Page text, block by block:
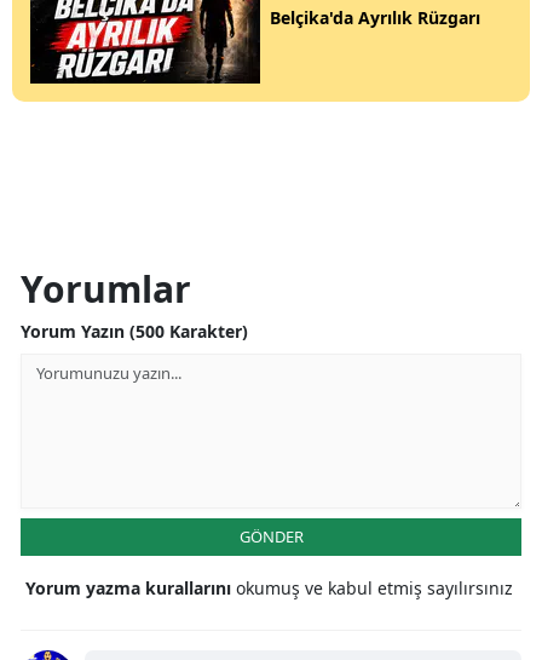
Belçika'da Ayrılık Rüzgarı
Yorumlar
Yorum Yazın (500 Karakter)
GÖNDER
Yorum yazma kurallarını okumuş ve kabul etmiş sayılırsınız